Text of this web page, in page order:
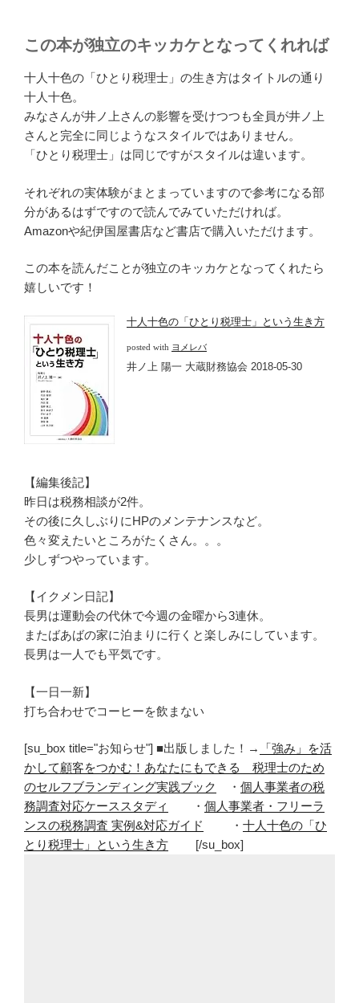
この本が独立のキッカケとなってくれれば
十人十色の「ひとり税理士」の生き方はタイトルの通り
十人十色。
みなさんが井ノ上さんの影響を受けつつも全員が井ノ上
さんと完全に同じようなスタイルではありません。
「ひとり税理士」は同じですがスタイルは違います。
それぞれの実体験がまとまっていますので参考になる部
分があるはずですので読んでみていただければ。
Amazonや紀伊国屋書店など書店で購入いただけます。
この本を読んだことが独立のキッカケとなってくれたら
嬉しいです！
十人十色の「ひとり税理士」という生き方
posted with ヨメレバ
井ノ上 陽一 大蔵財務協会 2018-05-30
【編集後記】
昨日は税務相談が2件。
その後に久しぶりにHPのメンテナンスなど。
色々変えたいところがたくさん。。。
少しずつやっています。
【イクメン日記】
長男は運動会の代休で今週の金曜から3連休。
またばあばの家に泊まりに行くと楽しみにしています。
長男は一人でも平気です。
【一日一新】
打ち合わせでコーヒーを飲まない
[su_box title="お知らせ"] ■出版しました！→
「強み」を活
かして顧客をつかむ！あなたにもできる 税理士のため
のセルフブランディング実践ブック
・ 個人事業者の税
務調査対応ケーススタディ
・ 個人事業者・フリーラ
ンスの税務調査 実例&対応ガイド
・ 十人十色の「ひ
とり税理士」という生き方 [/su_box]